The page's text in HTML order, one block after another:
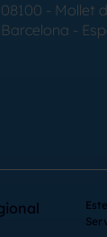
08100 - Mollet
Barcelona -